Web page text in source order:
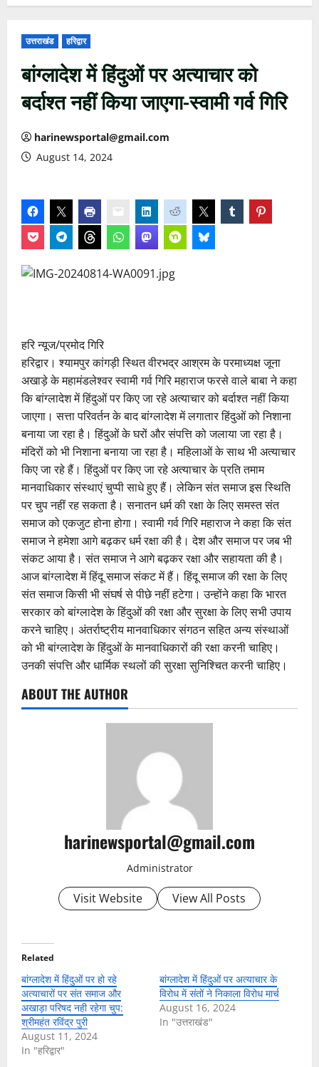
उत्तराखंड हरिद्वार
बांग्लादेश में हिंदुओं पर अत्याचार को
बर्दाश्त नहीं किया जाएगा-स्वामी गर्व गिरि
harinewsportal@gmail.com
August 14, 2024
हरि न्यूज/प्रमोद गिरि
हरिद्वार। श्यामपुर कांगड़ी स्थित वीरभद्र आश्रम के परमाध्यक्ष जूना
अखाड़े के महामंडलेश्वर स्वामी गर्व गिरि महाराज फरसे वाले बाबा ने कहा
कि बांग्लादेश में हिंदुओं पर किए जा रहे अत्याचार को बर्दाश्त नहीं किया
जाएगा। सत्ता परिवर्तन के बाद बांग्लादेश में लगातार हिंदुओं को निशाना
बनाया जा रहा है। हिंदुओं के घरों और संपत्ति को जलाया जा रहा है।
मंदिरों को भी निशाना बनाया जा रहा है। महिलाओं के साथ भी अत्याचार
किए जा रहे हैं। हिंदुओं पर किए जा रहे अत्याचार के प्रति तमाम
मानवाधिकार संस्थाएं चुप्पी साधे हुए हैं। लेकिन संत समाज इस स्थिति
पर चुप नहीं रह सकता है। सनातन धर्म की रक्षा के लिए समस्त संत
समाज को एकजुट होना होगा। स्वामी गर्व गिरि महाराज ने कहा कि संत
समाज ने हमेशा आगे बढ़कर धर्म रक्षा की है। देश और समाज पर जब भी
संकट आया है। संत समाज ने आगे बढ़कर रक्षा और सहायता की है।
आज बांग्लादेश में हिंदू समाज संकट में हैं। हिंदू समाज की रक्षा के लिए
संत समाज किसी भी संघर्ष से पीछे नहीं हटेगा। उन्होंने कहा कि भारत
सरकार को बांग्लादेश के हिंदुओं की रक्षा और सुरक्षा के लिए सभी उपाय
करने चाहिए। अंतर्राष्ट्रीय मानवाधिकार संगठन सहित अन्य संस्थाओं
को भी बांग्लादेश के हिंदुओं के मानवाधिकारों की रक्षा करनी चाहिए।
उनकी संपत्ति और धार्मिक स्थलों की सुरक्षा सुनिश्चित करनी चाहिए।
ABOUT THE AUTHOR
harinewsportal@gmail.com
Administrator
Visit Website View All Posts
Related
बांग्लादेश में हिंदुओं पर हो रहे
अत्याचारों पर संत समाज और
अखाड़ा परिषद नही रहेगा चुप:
श्रीमहंत रविंद्र पुरी
August 11, 2024
In "हरिद्वार"
बांग्लादेश में हिंदुओं पर अत्याचार के
विरोध में संतों ने निकाला विरोध मार्च
August 16, 2024
In "उत्तराखंड"